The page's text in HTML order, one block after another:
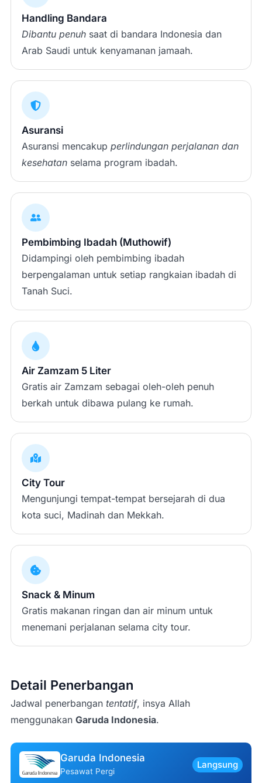
Handling Bandara
Dibantu penuh saat di bandara Indonesia dan
Arab Saudi untuk kenyamanan jamaah.
Asuransi
Asuransi mencakup perlindungan perjalanan dan
kesehatan selama program ibadah.
Pembimbing Ibadah (Muthowif)
Didampingi oleh pembimbing ibadah
berpengalaman untuk setiap rangkaian ibadah di
Tanah Suci.
Air Zamzam 5 Liter
Gratis air Zamzam sebagai oleh-oleh penuh
berkah untuk dibawa pulang ke rumah.
City Tour
Mengunjungi tempat-tempat bersejarah di dua
kota suci, Madinah dan Mekkah.
Snack & Minum
Gratis makanan ringan dan air minum untuk
menemani perjalanan selama city tour.
Detail Penerbangan
Jadwal penerbangan tentatif, insya Allah
menggunakan Garuda Indonesia.
Garuda Indonesia
Pesawat Pergi
Langsung